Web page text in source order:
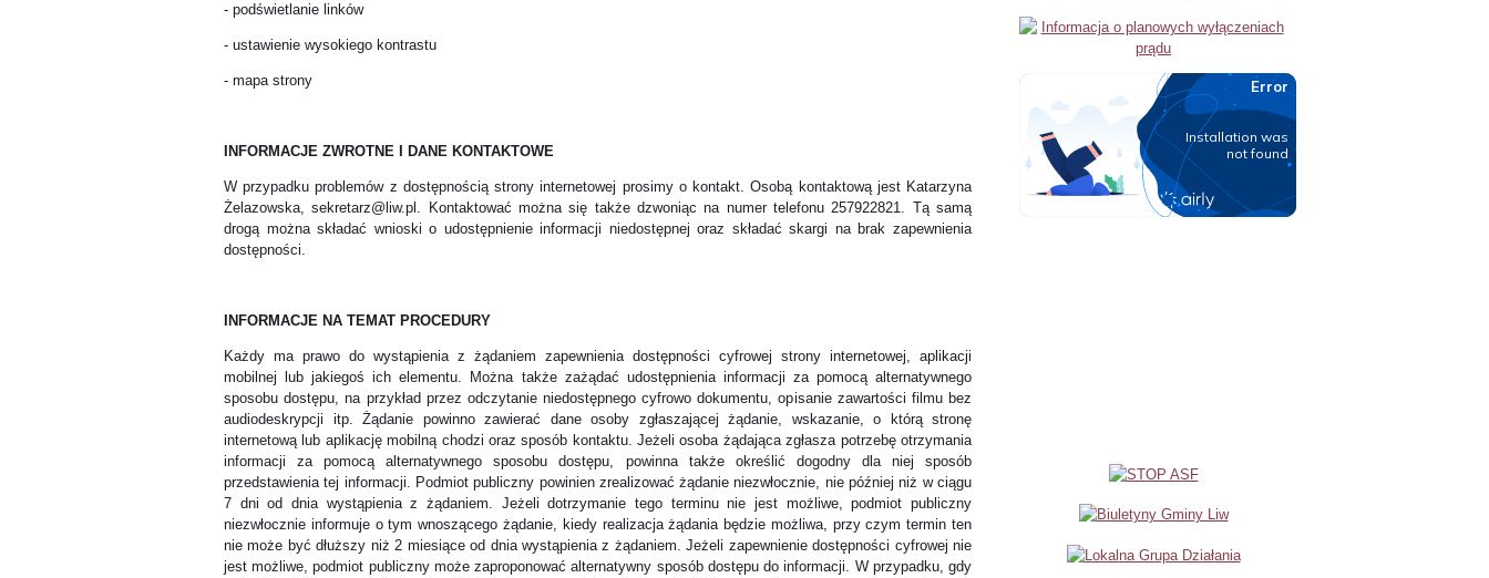
- podświetlanie linków
- ustawienie wysokiego kontrastu
- mapa strony
INFORMACJE ZWROTNE I DANE KONTAKTOWE
W przypadku problemów z dostępnością strony internetowej prosimy o kontakt. Osobą kontaktową jest Katarzyna
Żelazowska, sekretarz@liw.pl. Kontaktować można się także dzwoniąc na numer telefonu 257922821. Tą samą
drogą można składać wnioski o udostępnienie informacji niedostępnej oraz składać skargi na brak zapewnienia
dostępności.
INFORMACJE NA TEMAT PROCEDURY
Każdy ma prawo do wystąpienia z żądaniem zapewnienia dostępności cyfrowej strony internetowej, aplikacji
mobilnej lub jakiegoś ich elementu. Można także zażądać udostępnienia informacji za pomocą alternatywnego
sposobu dostępu, na przykład przez odczytanie niedostępnego cyfrowo dokumentu, opisanie zawartości filmu bez
audiodeskrypcji itp. Żądanie powinno zawierać dane osoby zgłaszającej żądanie, wskazanie, o którą stronę
internetową lub aplikację mobilną chodzi oraz sposób kontaktu. Jeżeli osoba żądająca zgłasza potrzebę otrzymania
informacji za pomocą alternatywnego sposobu dostępu, powinna także określić dogodny dla niej sposób
przedstawienia tej informacji. Podmiot publiczny powinien zrealizować żądanie niezwłocznie, nie później niż w ciągu
7 dni od dnia wystąpienia z żądaniem. Jeżeli dotrzymanie tego terminu nie jest możliwe, podmiot publiczny
niezwłocznie informuje o tym wnoszącego żądanie, kiedy realizacja żądania będzie możliwa, przy czym termin ten
nie może być dłuższy niż 2 miesiące od dnia wystąpienia z żądaniem. Jeżeli zapewnienie dostępności cyfrowej nie
jest możliwe, podmiot publiczny może zaproponować alternatywny sposób dostępu do informacji. W przypadku, gdy